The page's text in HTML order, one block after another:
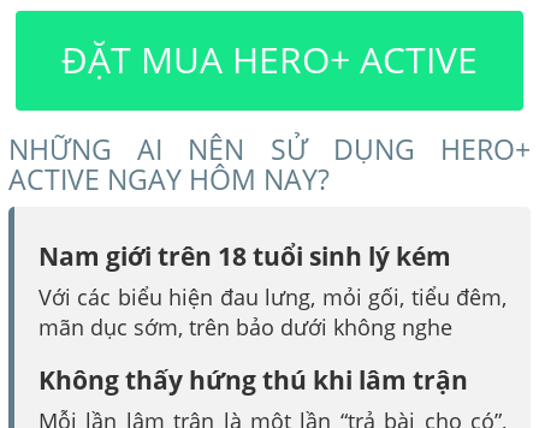
ĐẶT MUA HERO+ ACTIVE
NHỮNG AI NÊN SỬ DỤNG HERO+
ACTIVE NGAY HÔM NAY?
Nam giới trên 18 tuổi sinh lý kém
Với các biểu hiện đau lưng, mỏi gối, tiểu đêm,
mãn dục sớm, trên bảo dưới không nghe
Không thấy hứng thú khi lâm trận
Mỗi lần lâm trận là một lần “trả bài cho có”,